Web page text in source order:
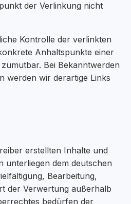
der Verlinkung nicht
Kontrolle der verlinkten
Anhaltspunkte einer
Bei Bekanntwerden
werden wir derartige Links
erstellten Inhalte und
unterliegen dem deutschen
Bearbeitung,
der Verwertung außerhalb
bedürfen der